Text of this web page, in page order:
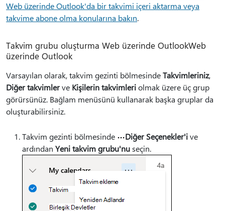
Web üzerinde Outlook'da bir takvimi içeri aktarma veya
takvime abone olma konularına bakın.
Takvim grubu oluşturma Web üzerinde OutlookWeb
üzerinde Outlook
Varsayılan olarak, takvim gezinti bölmesindeTakvimleriniz,
Diğer takvimlerve Kişilerin takvimleriolmak üzere üç grup
görürsünüz. Bağlam menüsünü kullanarak başka gruplar da
oluşturabilirsiniz.
Takvim gezinti bölmesinde Diğer Seçenekler'ive
ardından Yeni takvim grubu'nuseçin.